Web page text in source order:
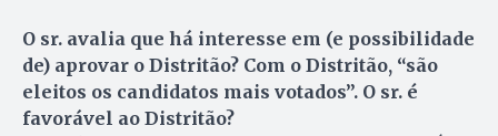
O sr. avalia que há interesse em (e possibilidade
de) aprovar o Distritão? Com o Distritão, “são
eleitos os candidatos mais votados”. O sr. é
favorável ao Distritão?